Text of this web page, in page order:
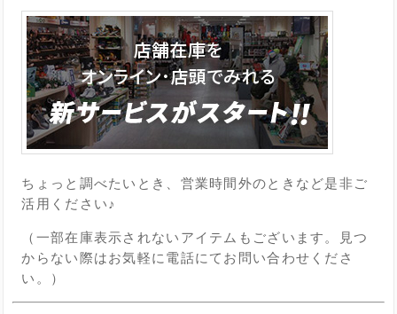
ちょっと調べたいとき、営業時間外のときなど是非ご
活用ください♪
（一部在庫表示されないアイテムもございます。見つ
からない際はお気軽に電話にてお問い合わせくださ
い。）